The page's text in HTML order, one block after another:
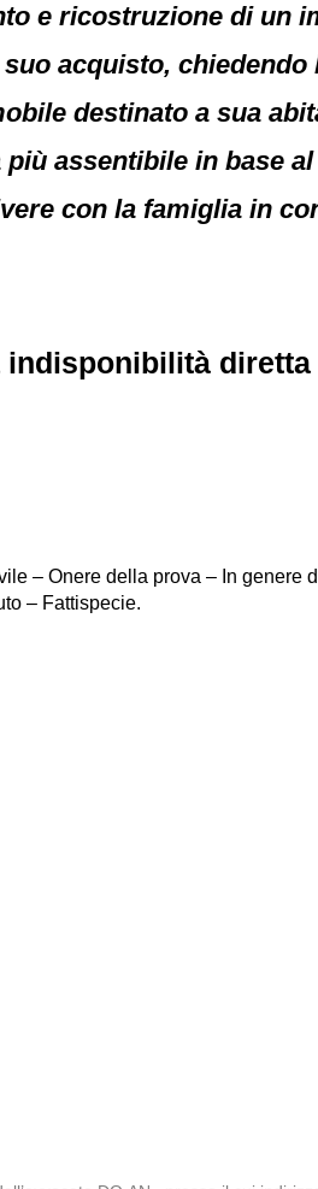
e ricostruzione di un
acquisto,
destinato a sua
assentibile in base
con la famiglia in
indisponibilità
– Onere della prova – In
– Fattispecie.